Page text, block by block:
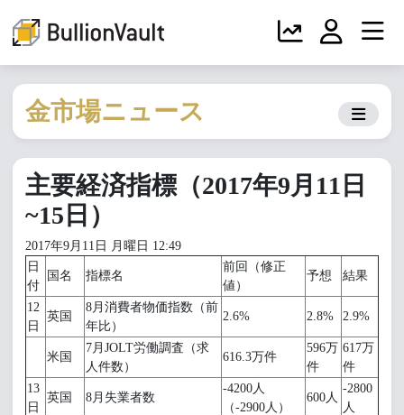
金市場ニュース
主要経済指標（2017年9月11日
~15日）
2017年9月11日 月曜日 12:49
日
付
国名 指標名
前回（修正
値）
予想 結果
12
日
英国
8月消費者物価指数（前
年比）
2.6% 2.8% 2.9%
米国
7月JOLT労働調査（求
人件数）
616.3万件
596万
件
617万
件
13
日
英国 8月失業者数
-4200人
（-2900人）
600人
-2800
人